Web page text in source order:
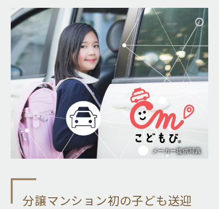
メーカー提供写真
分譲マンション初の子ども送迎